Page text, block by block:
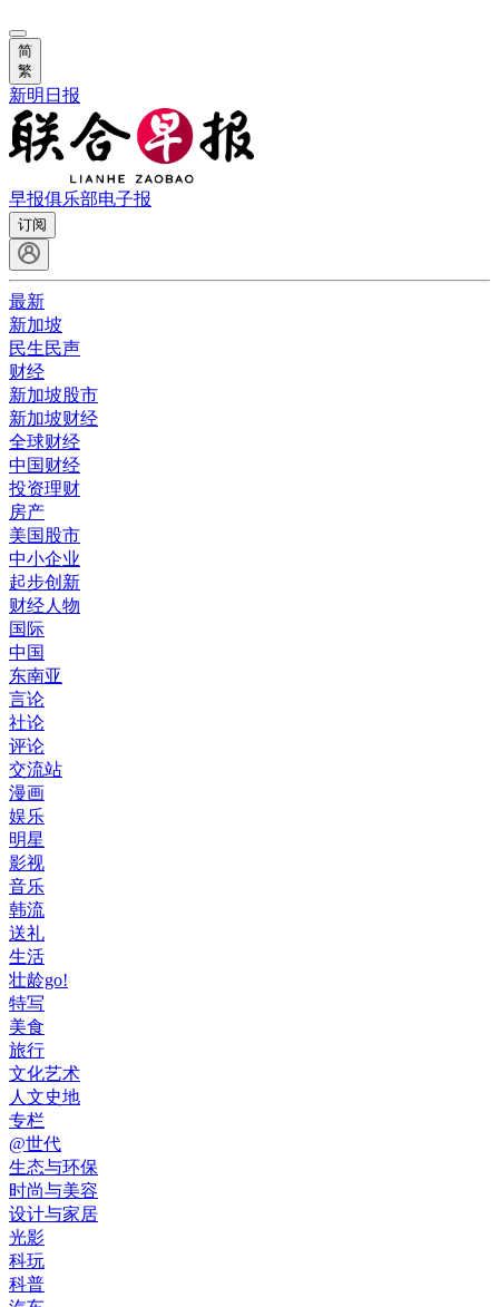
简
繁
新明日报
早报俱乐部电子报
订阅
最新
新加坡
民生民声
财经
新加坡股市
新加坡财经
全球财经
中国财经
投资理财
房产
美国股市
中小企业
起步创新
财经人物
国际
中国
东南亚
言论
社论
评论
交流站
漫画
娱乐
明星
影视
音乐
韩流
送礼
生活
壮龄go!
特写
美食
旅行
文化艺术
人文史地
专栏
@世代
生态与环保
时尚与美容
设计与家居
光影
科玩
科普